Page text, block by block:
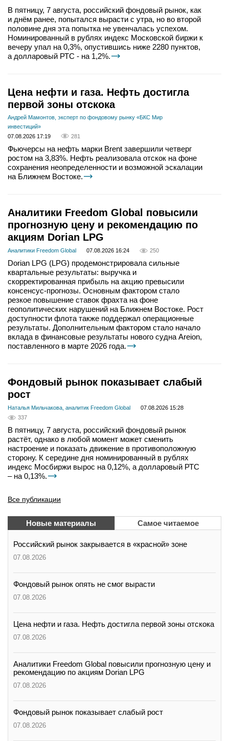
В пятницу, 7 августа, российский фондовый рынок, как
и днём ранее, попытался вырасти с утра, но во второй
половине дня эта попытка не увенчалась успехом.
Номинированный в рублях индекс Московской биржи к
вечеру упал на 0,3%, опустившись ниже 2280 пунктов,
а долларовый РТС - на 1,2%.
Цена нефти и газа. Нефть достигла
первой зоны отскока
Андрей Мамонтов, эксперт по фондовому рынку «БКС Мир
инвестиций»
07.08.2026 17:19
281
Фьючерсы на нефть марки Brent завершили четверг
ростом на 3,83%. Нефть реализовала отскок на фоне
сохранения неопределенности и возможной эскалации
на Ближнем Востоке.
Аналитики Freedom Global повысили
прогнозную цену и рекомендацию по
акциям Dorian LPG
Аналитики Freedom Global 07.08.2026 16:24 250
Dorian LPG (LPG) продемонстрировала сильные
квартальные результаты: выручка и
скорректированная прибыль на акцию превысили
консенсус-прогнозы. Основным фактором стало
резкое повышение ставок фрахта на фоне
геополитических нарушений на Ближнем Востоке. Рост
доступности флота также поддержал операционные
результаты. Дополнительным фактором стало начало
вклада в финансовые результаты нового судна Areion,
поставленного в марте 2026 года.
Фондовый рынок показывает слабый
рост
Наталья Мильчакова, аналитик Freedom Global
07.08.2026 15:28
337
В пятницу, 7 августа, российский фондовый рынок
растёт, однако в любой момент может сменить
настроение и показать движение в противоположную
сторону. К середине дня номинированный в рублях
индекс Мосбиржи вырос на 0,12%, а долларовый РТС
– на 0,13%.
Все публикации
Новые материалы Самое читаемое
Российский рынок закрывается в «красной» зоне
07.08.2026
Фондовый рынок опять не смог вырасти
07.08.2026
Цена нефти и газа. Нефть достигла первой зоны отскока
07.08.2026
Аналитики Freedom Global повысили прогнозную цену и
рекомендацию по акциям Dorian LPG
07.08.2026
Фондовый рынок показывает слабый рост
07.08.2026